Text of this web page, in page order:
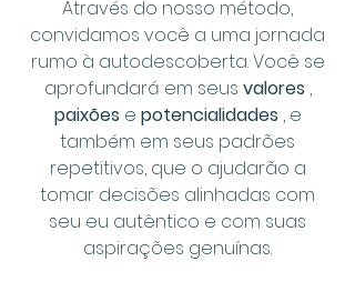
Através do nosso método,
convidamos você a uma jornada
rumo à autodescoberta. Você se
aprofundará em seus valores ,
paixões e potencialidades , e
também em seus padrões
repetitivos, que o ajudarão a
tomar decisões alinhadas com
seu eu autêntico e com suas
aspirações genuínas.